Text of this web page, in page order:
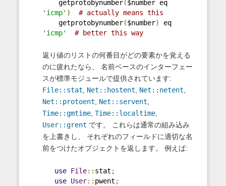
getprotobynumber(
$number eq
'icmp' )
# actually means this
getprotobynumber($number)
eq
'icmp'
# better this way
返り値のリストの何番目がどの要素かを覚える
のに疲れたなら、 名前ベースのインターフェー
スが標準モジュールで提供されています:
File::stat
Net::hostent Net::netent
Net::protoent
Net::servent
Time::gmtime, Time::localtime,
User::grent です。 これらは通常の組み込み
を上書きし、 それぞれのフィールドに適切な名
前をつけたオブジェクトを返します。 例えば:
use File:: stat ;
use User:: pwent ;